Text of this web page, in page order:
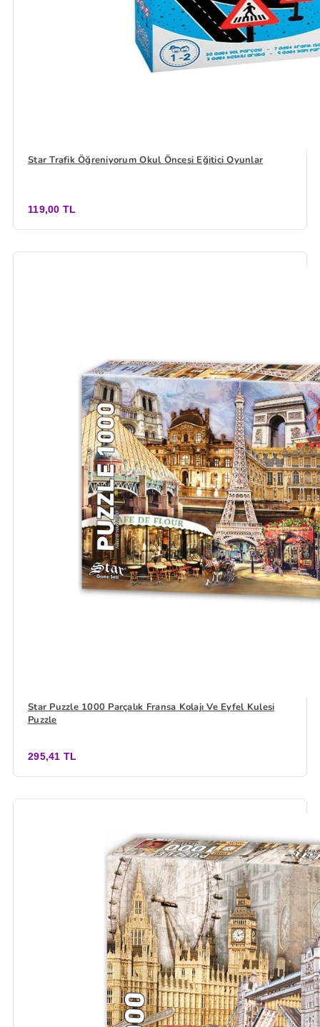
Star Trafik Öğreniyorum Okul Öncesi Eğitici Oyunlar
119,00 TL
Star Puzzle 1000 Parçalık Fransa Kolajı Ve Eyfel Kulesi
Puzzle
295,41 TL